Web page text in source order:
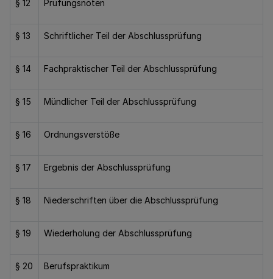
§ 12 Prüfungsnoten
§ 13 Schriftlicher Teil der Abschlussprüfung
§ 14 Fachpraktischer Teil der Abschlussprüfung
§ 15 Mündlicher Teil der Abschlussprüfung
§ 16 Ordnungsverstöße
§ 17 Ergebnis der Abschlussprüfung
§ 18 Niederschriften über die Abschlussprüfung
§ 19 Wiederholung der Abschlussprüfung
§ 20 Berufspraktikum